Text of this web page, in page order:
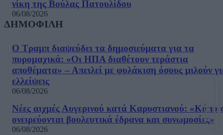
νίκη της Βούλας Πατουλίδου
06/08/2026
ΔΗΜΟΦΙΛΗ
Ο Τραμπ διαψεύδει τα δημοσιεύματα για τα
πυρομαχικά: «Οι ΗΠΑ διαθέτουν τεράστια
αποθέματα» – Απειλεί με φυλάκιση όσους μιλούν
ελλείψεις
06/08/2026
Νέες αιχμές Αυγερινού κατά Καρυστιανού:
ονειρεύονται βουλευτικά έδρανα και συνωμοσίες»
06/08/2026